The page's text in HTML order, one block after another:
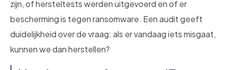
zijn, of hersteltests werden uitgevoerd en of er
bescherming is tegen ransomware. Een audit geeft
duidelijkheid over de vraag: als er vandaag iets misgaat,
kunnen we dan herstellen?